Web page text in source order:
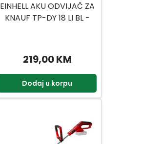
EINHELL AKU ODVIJAČ ZA
KNAUF TP-DY 18 LI BL -
219,00 KM
Dodaj u korpu